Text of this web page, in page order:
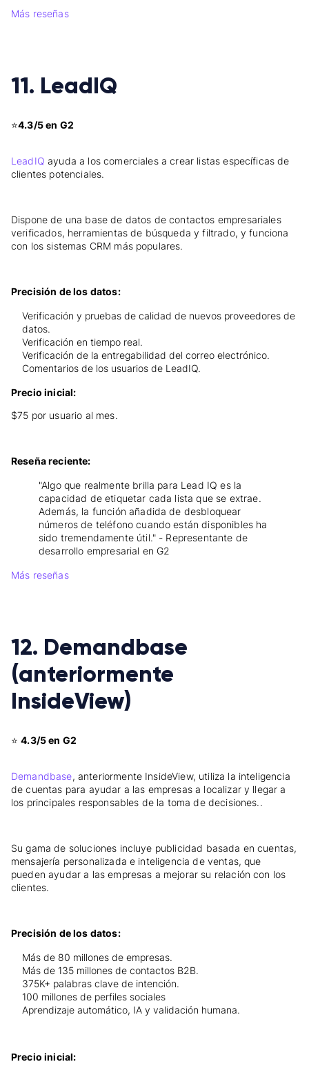
Más reseñas
11. LeadIQ
⭐4.3/5 en G2
LeadIQ ayuda a los comerciales a crear listas específicas de
clientes potenciales.
Dispone de una base de datos de contactos empresariales
verificados, herramientas de búsqueda y filtrado, y funciona
con los sistemas CRM más populares.
Precisión de los datos:
Verificación y pruebas de calidad de nuevos proveedores de
datos.
Verificación en tiempo real.
Verificación de la entregabilidad del correo electrónico.
Comentarios de los usuarios de LeadIQ.
Precio inicial:
$75 por usuario al mes.
Reseña reciente:
"Algo que realmente brilla para Lead IQ es la
capacidad de etiquetar cada lista que se extrae.
Además, la función añadida de desbloquear
números de teléfono cuando están disponibles ha
sido tremendamente útil." - Representante de
desarrollo empresarial en G2
Más reseñas
12. Demandbase
(anteriormente
InsideView)
⭐4.3/5 en G2
Demandbase, anteriormente InsideView, utiliza la inteligencia
de cuentas para ayudar a las empresas a localizar y llegar a
los principales responsables de la toma de decisiones..
Su gama de soluciones incluye publicidad basada en cuentas,
mensajería personalizada e inteligencia de ventas, que
pueden ayudar a las empresas a mejorar su relación con los
clientes.
Precisión de los datos:
Más de 80 millones de empresas.
Más de 135 millones de contactos B2B.
375K+ palabras clave de intención.
100 millones de perfiles sociales
Aprendizaje automático, IA y validación humana.
Precio inicial: